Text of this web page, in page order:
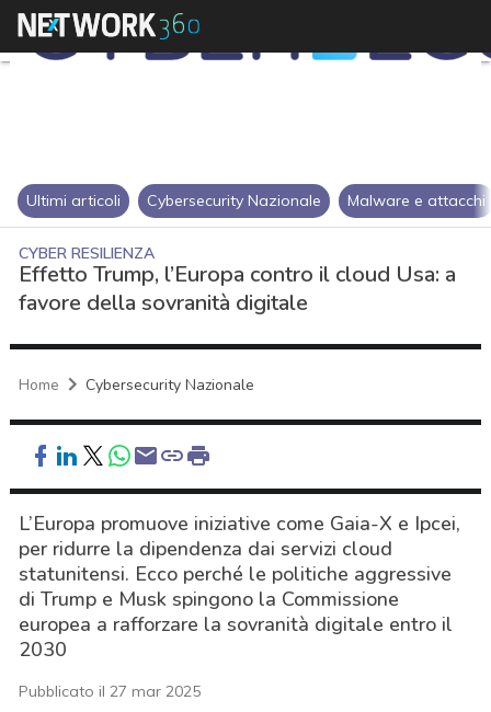
Ultimi articoli Cybersecurity Nazionale Malware e attacchi
CYBER RESILIENZA
Effetto Trump, l’Europa contro il cloud Usa: a
favore della sovranità digitale
Home Cybersecurity Nazionale
L’Europa promuove iniziative come Gaia-X e Ipcei,
per ridurre la dipendenza dai servizi cloud
statunitensi. Ecco perché le politiche aggressive
di Trump e Musk spingono la Commissione
europea a rafforzare la sovranità digitale entro il
2030
Pubblicato il 27 mar 2025